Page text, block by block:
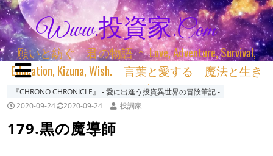
Www.投資家.com
願いと紡ぐ 君の物語 ＊ Love, Adventure, Survival,
Education, Kizuna, Wish. 言葉と愛する 魔法と生き
る 詞と生きる
『CHRONO CHRONICLE』 ‐ 愛に出逢う投資異世界の冒険筆記 ‐
2020-09-24
2020-09-24 投詞家
179.黒の魔導師